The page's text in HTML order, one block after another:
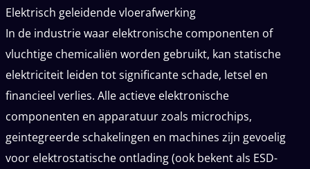
Elektrisch geleidende vloerafwerking
In de industrie waar elektronische componenten of
vluchtige chemicaliën worden gebruikt, kan statische
elektriciteit leiden tot significante schade, letsel en
financieel verlies. Alle actieve elektronische
componenten en apparatuur zoals microchips,
geintegreerde schakelingen en machines zijn gevoelig
voor elektrostatische ontlading (ook bekent als ESD-